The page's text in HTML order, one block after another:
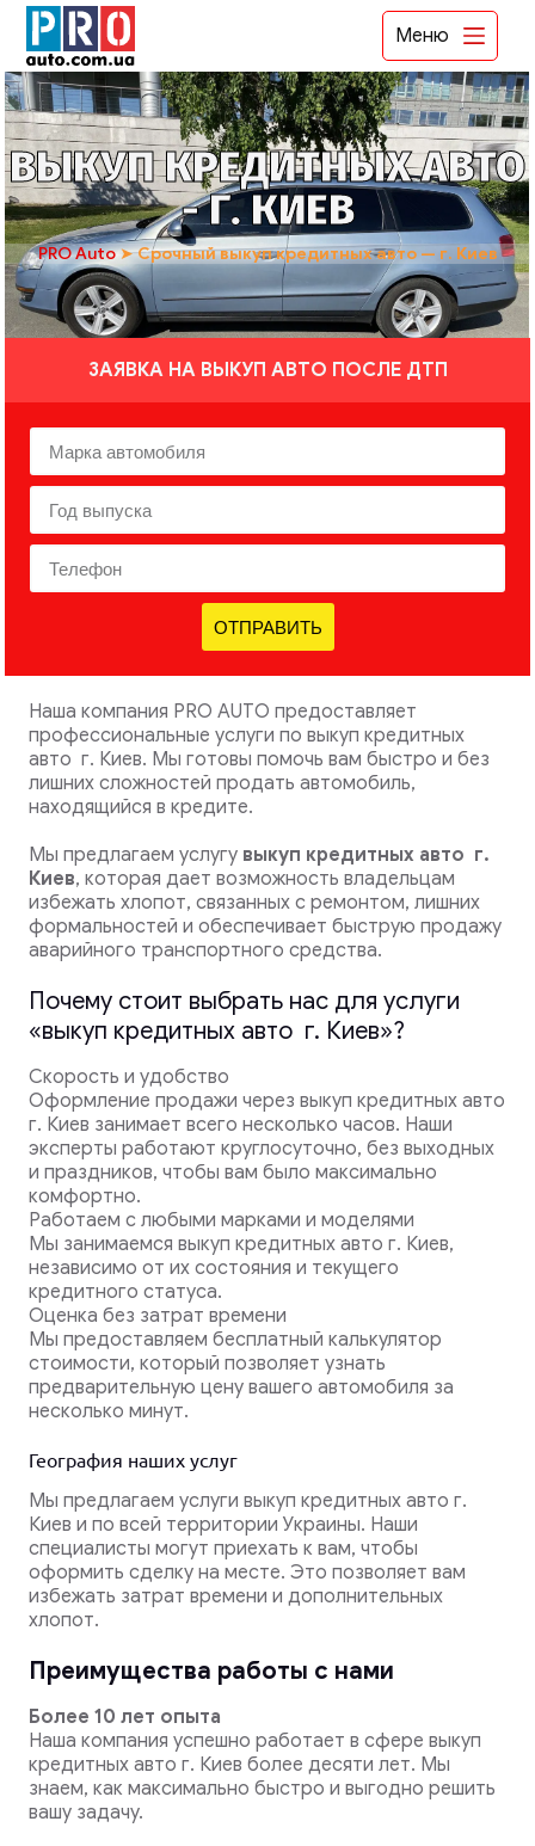
Меню
ВЫКУП КРЕДИТНЫХ АВТО
- Г. КИЕВ
PRO Auto➤Срочный выкуп кредитных авто — г. Киев
ЗАЯВКА НА ВЫКУП АВТО ПОСЛЕ ДТП
ОТПРАВИТЬ
Наша компания PRO AUTO предоставляет
профессиональные услуги по выкуп кредитных
авто г. Киев. Мы готовы помочь вам быстро и без
лишних сложностей продать автомобиль,
находящийся в кредите.
Мы предлагаем услугу выкуп кредитных авто г.
Киев, которая дает возможность владельцам
избежать хлопот, связанных с ремонтом, лишних
формальностей и обеспечивает быструю продажу
аварийного транспортного средства.
Почему стоит выбрать нас для услуги
«выкуп кредитных авто г. Киев»?
Скорость и удобство
Оформление продажи через выкуп кредитных авто
г. Киев занимает всего несколько часов. Наши
эксперты работают круглосуточно, без выходных
и праздников, чтобы вам было максимально
комфортно.
Работаем с любыми марками и моделями
Мы занимаемся выкуп кредитных авто г. Киев,
независимо от их состояния и текущего
кредитного статуса.
Оценка без затрат времени
Мы предоставляем бесплатный калькулятор
стоимости, который позволяет узнать
предварительную цену вашего автомобиля за
несколько минут.
География наших услуг
Мы предлагаем услуги выкуп кредитных авто г.
Киев и по всей территории Украины. Наши
специалисты могут приехать к вам, чтобы
оформить сделку на месте. Это позволяет вам
избежать затрат времени и дополнительных
хлопот.
Преимущества работы с нами
Более 10 лет опыта
Наша компания успешно работает в сфере выкуп
кредитных авто г. Киев более десяти лет. Мы
знаем, как максимально быстро и выгодно решить
вашу задачу.